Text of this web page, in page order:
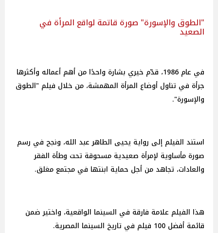
"الطوق والإسورة" صورة قاتمة لواقع المرأة في
الصعيد
في عام 1986، قدّم خيري بشارة واحدًا من أهم أعماله وأكثرها
جرأة في تناول أوضاع المرأة المهمشة، من خلال فيلم "الطوق
والإسورة".
استند الفيلم إلى رواية يحيى الطاهر عبد الله، ونجح في رسم
صورة مأساوية لإمرأة صعيدية مسحوقة تحت وطأة الفقر
والعادات، تجاهد من أجل حماية ابنتها في مجتمع مغلق.
هذا الفيلم علامة فارقة في السينما الواقعية، واختير ضمن
قائمة أفضل 100 فيلم في تاريخ السينما المصرية.